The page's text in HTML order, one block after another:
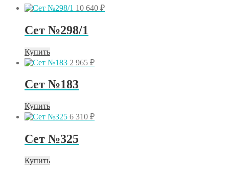
10 640 ₽
Сет №298/1
Купить
2 965 ₽
Сет №183
Купить
6 310 ₽
Сет №325
Купить